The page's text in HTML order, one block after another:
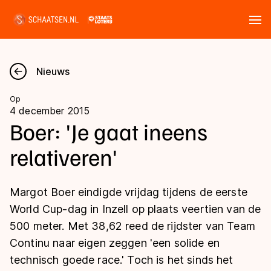
Nieuws
Kalender
Disciplines
Langebaan
Shorttrack
Inlineskaten
Uitslagen
Langebaan
Shorttrack
Marathon
Tijden & historie
Ranglijsten Langebaan
Nieuws
Op
4 december 2015
Boer: 'Je gaat ineens
relativeren'
Margot Boer eindigde vrijdag tijdens de eerste
World Cup-dag in Inzell op plaats veertien van de
500 meter. Met 38,62 reed de rijdster van Team
Continu naar eigen zeggen 'een solide en
technisch goede race.' Toch is het sinds het